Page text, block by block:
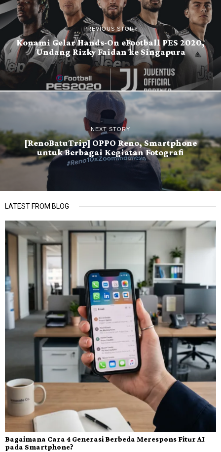
PREVIOUS STORY
Konami Gelar Hands-On eFootball PES 2020,
Undang Rizky Faidan ke Singapura
NEXT STORY
[RenoBatuTrip] OPPO Reno, Smartphone
untuk Berbagai Kegiatan Fotografi
LATEST FROM BLOG
Bagaimana Cara 4 Generasi Berbeda Merespons Fitur AI
pada Smartphone?